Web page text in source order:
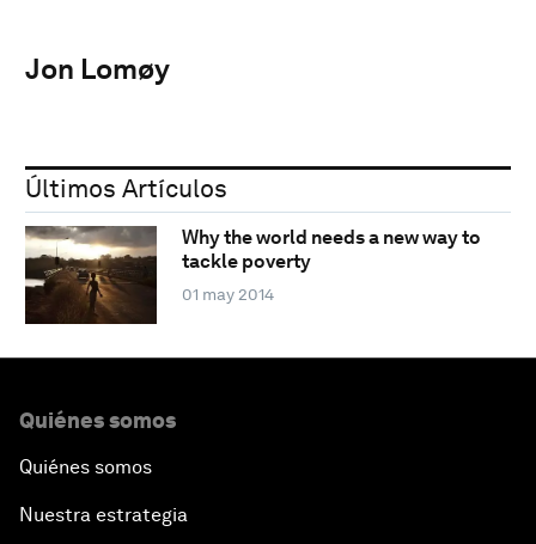
Jon Lomøy
Últimos Artículos
Why the world needs a new way to
tackle poverty
01 may 2014
Quiénes somos
Quiénes somos
Nuestra estrategia